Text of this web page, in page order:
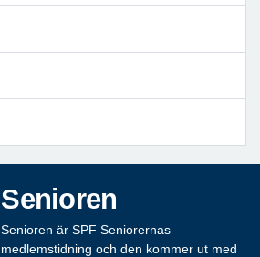
Senioren
Senioren är SPF Seniorernas
medlemstidning och den kommer ut med